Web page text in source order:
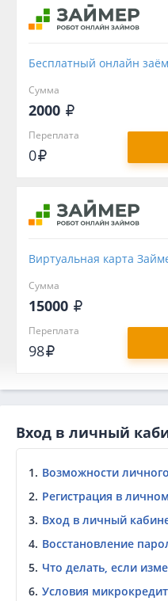
Бесплатный онлайн заём
Сумма
2000
Переплата
0
Виртуальная карта
Сумма
15000
Переплата
98
Вход в личный
Возможности
Регистрация в
Вход в личный
Восстановление
Что делать, если
Условия